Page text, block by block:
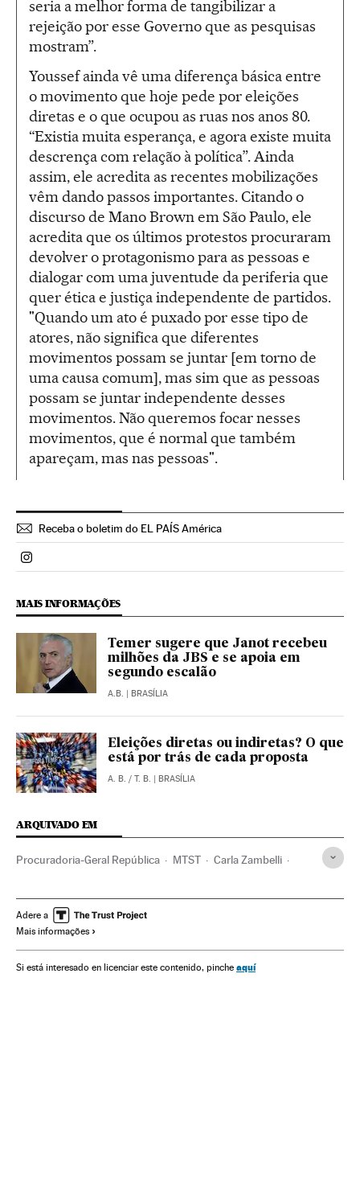
seria a melhor forma de tangibilizar a
rejeição por esse Governo que as pesquisas
mostram”.
Youssef ainda vê uma diferença básica entre
o movimento que hoje pede por eleições
diretas e o que ocupou as ruas nos anos 80.
“Existia muita esperança, e agora existe muita
descrença com relação à política”. Ainda
assim, ele acredita as recentes mobilizações
vêm dando passos importantes. Citando o
discurso de Mano Brown em São Paulo, ele
acredita que os últimos protestos procuraram
devolver o protagonismo para as pessoas e
dialogar com uma juventude da periferia que
quer ética e justiça independente de partidos.
"Quando um ato é puxado por esse tipo de
atores, não significa que diferentes
movimentos possam se juntar [em torno de
uma causa comum], mas sim que as pessoas
possam se juntar independente desses
movimentos. Não queremos focar nesses
movimentos, que é normal que também
apareçam, mas nas pessoas".
Receba o boletim do EL PAÍS América
Politica El País Brasil en Instagram
MAIS INFORMAÇÕES
Temer sugere que Janot recebeu
milhões da JBS e se apoia em
segundo escalão
A.B. | BRASÍLIA
Eleições diretas ou indiretas? O que
está por trás de cada proposta
A. B. / T. B. | BRASÍLIA
ARQUIVADO EM
Procuradoria-Geral República MTST Carla Zambelli
Vem pra Rua Rodrigo Janot
Impeachment Michel Temer
Dilma Rousseff Eleições antecipadas Michel Temer
Adere a
Mais informações
Si está interesado en licenciar este contenido, pinche aquí